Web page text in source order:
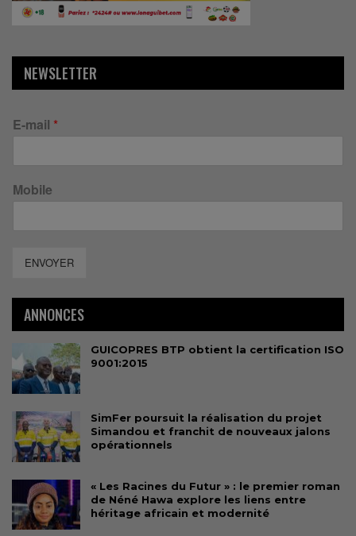
NEWSLETTER
E-mail *
Mobile
ENVOYER
ANNONCES
GUICOPRES BTP obtient la certification ISO
9001:2015
SimFer poursuit la réalisation du projet
Simandou et franchit de nouveaux jalons
opérationnels
« Les Racines du Futur » : le premier roman
de Néné Hawa explore les liens entre
héritage africain et modernité